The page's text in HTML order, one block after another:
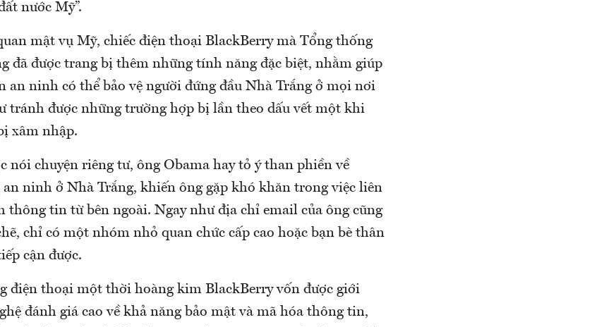
nước Mỹ”.
mật vụ Mỹ, chiếc điện thoại BlackBerry mà Tổng thống
đã được trang bị thêm những tính năng đặc biệt, nhằm giúp
an ninh có thể bảo vệ người đứng đầu Nhà Trắng ở mọi nơi
tránh được những trường hợp bị lần theo dấu vết một khi
xâm nhập.
nói chuyện riêng tư, ông Obama hay tỏ ý than phiền về
ninh ở Nhà Trắng, khiến ông gặp khó khăn trong việc liên
thông tin từ bên ngoài. Ngay như địa chỉ email của ông cũng
chỉ có một nhóm nhỏ quan chức cấp cao hoặc bạn bè thân
cận được.
điện thoại một thời hoàng kim BlackBerry vốn được giới
đánh giá cao về khả năng bảo mật và mã hóa thông tin,